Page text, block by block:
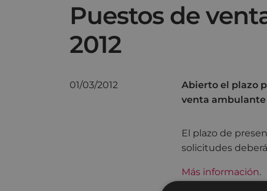
Puestos de
2012
01/03/2012
Abierto el plazo
venta ambulante
El plazo de
solicitudes
Más información.